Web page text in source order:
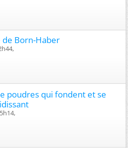
de Born-Haber
poudres qui fondent et se